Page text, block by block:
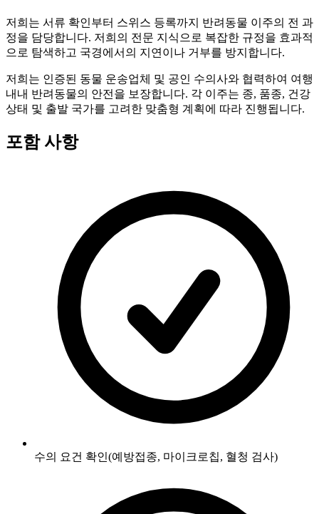
저희는 서류 확인부터 스위스 등록까지 반려동물 이주의 전 과
정을 담당합니다. 저희의 전문 지식으로 복잡한 규정을 효과적
으로 탐색하고 국경에서의 지연이나 거부를 방지합니다.
저희는 인증된 동물 운송업체 및 공인 수의사와 협력하여 여행
내내 반려동물의 안전을 보장합니다. 각 이주는 종, 품종, 건강
상태 및 출발 국가를 고려한 맞춤형 계획에 따라 진행됩니다.
포함 사항
수의 요건 확인(예방접종, 마이크로칩, 혈청 검사)